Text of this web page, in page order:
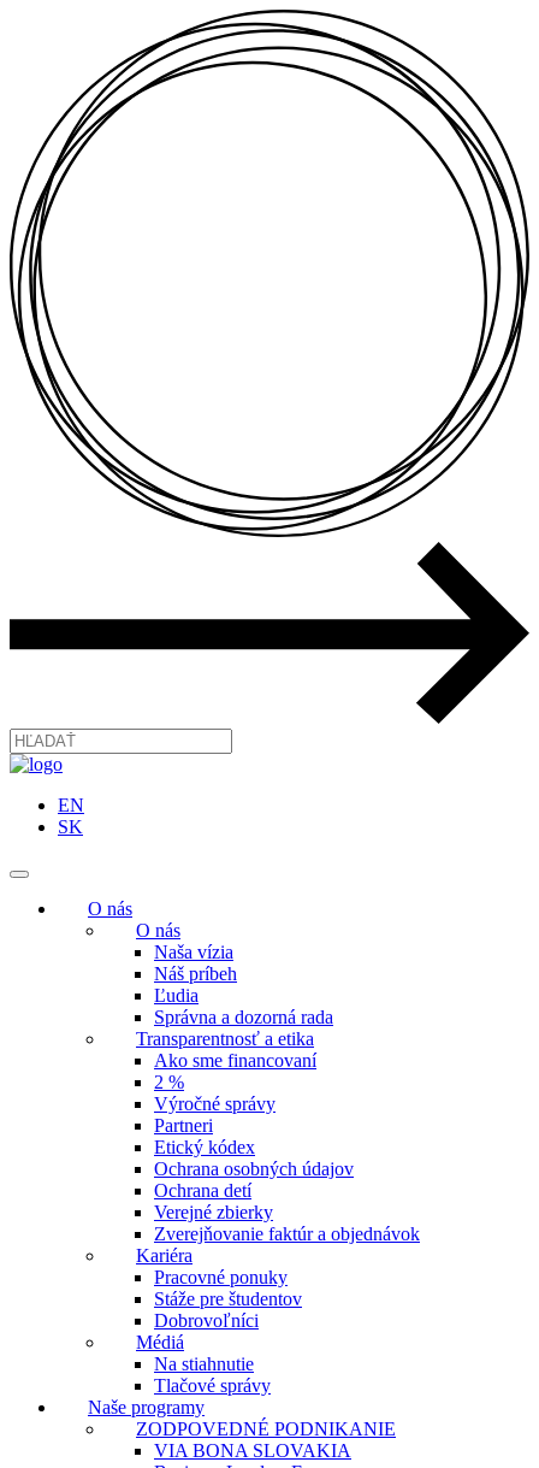
EN
SK
O nás
O nás
Naša vízia
Náš príbeh
Ľudia
Správna a dozorná rada
Transparentnosť a etika
Ako sme financovaní
2 %
Výročné správy
Partneri
Etický kódex
Ochrana osobných údajov
Ochrana detí
Verejné zbierky
Zverejňovanie faktúr a objednávok
Kariéra
Pracovné ponuky
Stáže pre študentov
Dobrovoľníci
Médiá
Na stiahnutie
Tlačové správy
Naše programy
ZODPOVEDNÉ PODNIKANIE
VIA BONA SLOVAKIA